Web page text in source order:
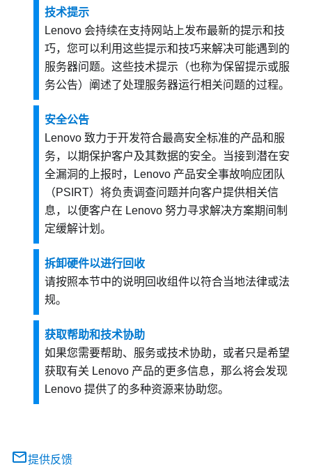
技术提示
Lenovo 会持续在支持网站上发布最新的提示和技
巧，您可以利用这些提示和技巧来解决可能遇到的
服务器问题。这些技术提示（也称为保留提示或服
务公告）阐述了处理服务器运行相关问题的过程。
安全公告
Lenovo 致力于开发符合最高安全标准的产品和服
务，以期保护客户及其数据的安全。当接到潜在安
全漏洞的上报时，Lenovo 产品安全事故响应团队
（PSIRT）将负责调查问题并向客户提供相关信
息，以便客户在 Lenovo 努力寻求解决方案期间制
定缓解计划。
拆卸硬件以进行回收
请按照本节中的说明回收组件以符合当地法律或法
规。
获取帮助和技术协助
如果您需要帮助、服务或技术协助，或者只是希望
获取有关 Lenovo 产品的更多信息，那么将会发现
Lenovo 提供了的多种资源来协助您。
提供反馈